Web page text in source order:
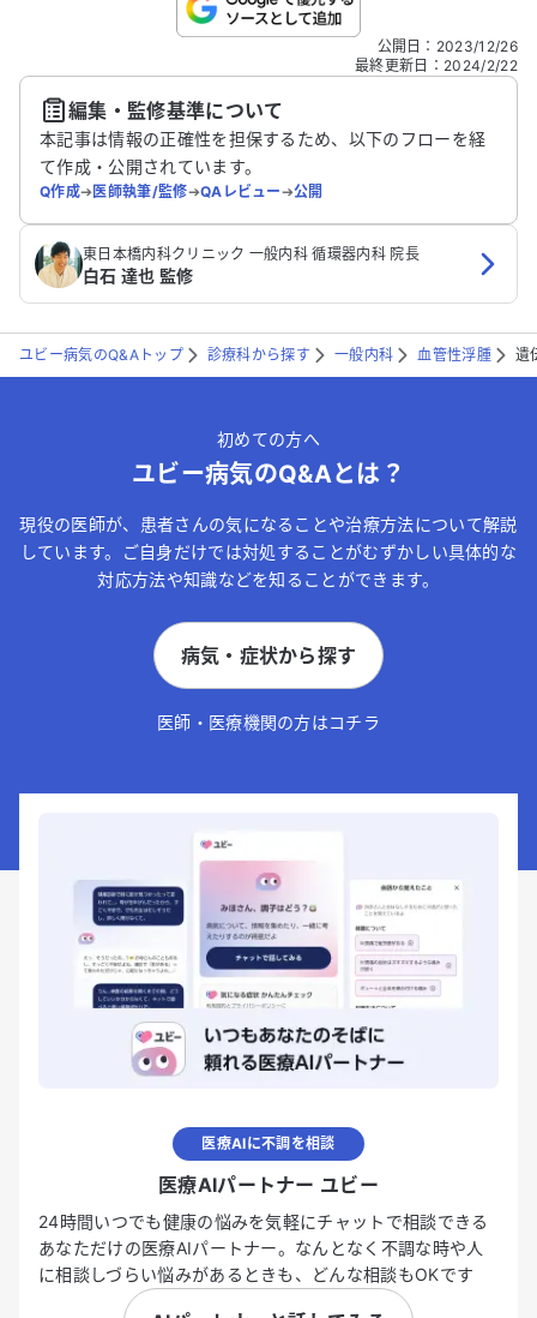
こちらは送信専用のフォームです。氏名やご自身の病気の詳細な
送信する
公開日 ： 2023/12/26
最終更新日 ： 2024/2/22
編集・監修基準について
本記事は情報の正確性を担保するため、以下のフローを経
て作成・公開されています。
Q作成➔医師執筆/監修➔QAレビュー➔公開
東日本橋内科クリニック 一般内科 循環器内科 院長
白石 達也 監修
ユビー病気のQ&Aトップ 診療科から探す 一般内科 血管性浮腫 遺
初めての方へ
ユビー病気のQ&Aとは？
現役の医師が、患者さんの気になることや治療方法について解説
しています。ご自身だけでは対処することがむずかしい具体的な
対応方法や知識などを知ることができます。
病気・症状から探す
医師・医療機関の方はコチラ
医療AIに不調を相談
医療AIパートナー ユビー
24時間いつでも健康の悩みを気軽にチャットで相談できる
あなただけの医療AIパートナー。なんとなく不調な時や人
に相談しづらい悩みがあるときも、どんな相談もOKです